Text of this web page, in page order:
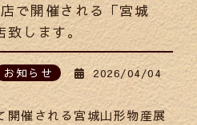
で開催される「宮城
致します。
お知らせ 2026/04/04
開催される宮城山形物産展